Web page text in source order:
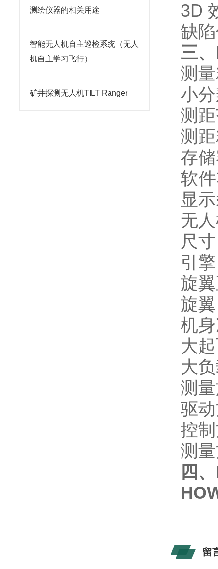
测绘仪器的相关用途
智能无人机自主巡检系统（无人
机自主学习飞行）
矿井探测无人机TILT Ranger
3D
缺
三、
测
小
测
测
存
软
显
无
尺
引
旋
旋
机
大
大
测
驱
控
测
四、
留